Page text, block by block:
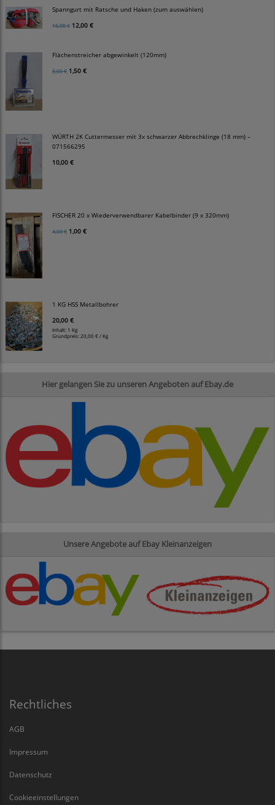
Spanngurt mit Ratsche und Haken (zum auswählen)
15,00 € 12,00 €
Flächenstreicher abgewinkelt (120mm)
5,00 € 1,50 €
WÜRTH 2K Cuttermesser mit 3x schwarzer Abbrechklinge (18 mm) –
071566295
10,00 €
FISCHER 20 x Wiederverwendbarer Kabelbinder (9 x 320mm)
4,00 € 1,00 €
1 KG HSS Metallbohrer
20,00 €
Inhalt: 1 Kg
Grundpreis:20,00 € / Kg
Hier gelangen Sie zu unseren Angeboten auf Ebay.de
Unsere Angebote auf Ebay Kleinanzeigen
Rechtliches
AGB
Impressum
Datenschutz
Cookieeinstellungen